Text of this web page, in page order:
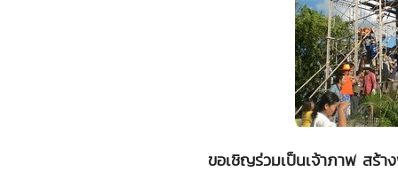
ขอเชิญร่วมเป็นเจ้าภาพ สร้า